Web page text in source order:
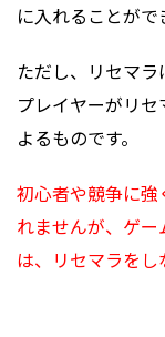
に入れることがで
ただし、リセマラ
プレイヤーがリ
よるものです。
初心者や競争に
れませんが、 ゲー
は、リセマラをし